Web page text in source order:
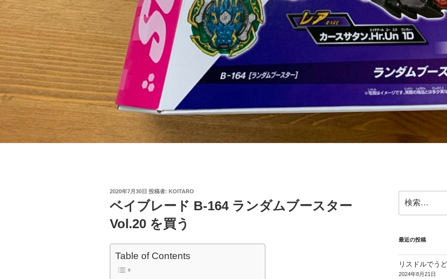
投
日:
2020年7月30日 投稿者: KOITARO
ベイブレード B-164 ランダムブースター
Vol.20 を買う
Table of Contents
索:
最近の投稿
リスドルでう
2024年8月21日